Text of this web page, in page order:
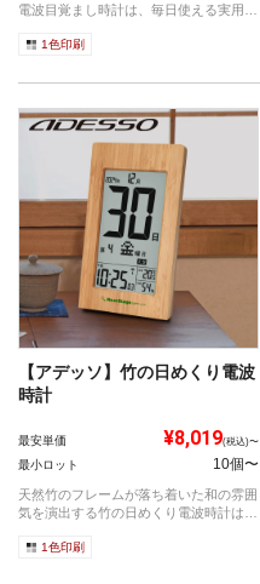
電波目覚まし時計は、毎日使える実用性
1色印刷
【アデッソ】竹の日めくり電波
時計
最安単価 ¥8,019(税込)〜
最小ロット 10個〜
天然竹のフレームが落ち着いた和の雰囲
気を演出する竹の日めくり電波時計は
1色印刷